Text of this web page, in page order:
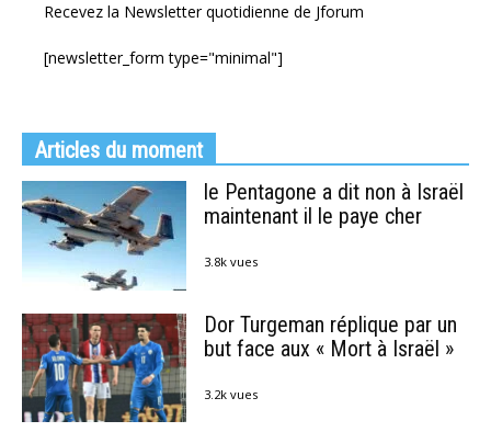
Recevez la Newsletter quotidienne de Jforum
[newsletter_form type="minimal"]
Articles du moment
le Pentagone a dit non à Israël
maintenant il le paye cher
3.8k vues
Dor Turgeman réplique par un
but face aux « Mort à Israël »
3.2k vues